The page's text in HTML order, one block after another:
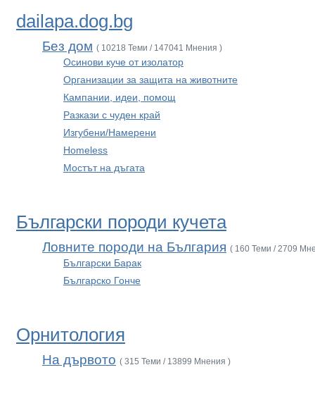
dailapa.dog.bg
Без дом ( 10218 Теми / 147041 Мнения )
Осинови куче от изолатор
Организации за защита на животните
Кампании, идеи, помощ
Разкази с чуден край
Изгубени/Намерени
Homeless
Мостът на дъгата
Български породи кучета
Ловните породи на България ( 160 Теми / 2709
Български Барак
Българско Гонче
Орнитология
На дървото ( 315 Теми / 13899 Мнения )